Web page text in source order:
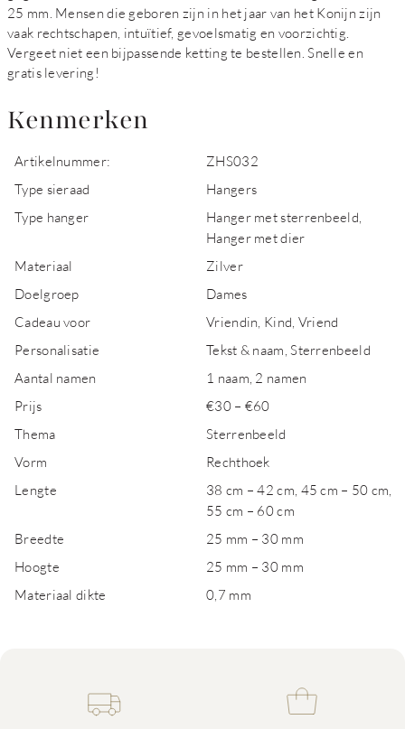
25 mm. Mensen die geboren zijn in het jaar van het Konijn zijn
vaak rechtschapen, intuïtief, gevoelsmatig en voorzichtig.
Vergeet niet een bijpassende ketting te bestellen. Snelle en
gratis levering!
Kenmerken
Artikelnummer:
ZHS032
Type sieraad
Hangers
Type hanger
Hanger met sterrenbeeld,
Hanger met dier
Materiaal
Zilver
Doelgroep
Dames
Cadeau voor
Vriendin, Kind, Vriend
Personalisatie
Tekst & naam, Sterrenbeeld
Aantal namen
1 naam, 2 namen
Prijs
€30 – €60
Thema
Sterrenbeeld
Vorm
Rechthoek
Lengte
38 cm – 42 cm, 45 cm – 50 cm,
55 cm – 60 cm
Breedte
25 mm – 30 mm
Hoogte
25 mm – 30 mm
Materiaal dikte
0,7 mm